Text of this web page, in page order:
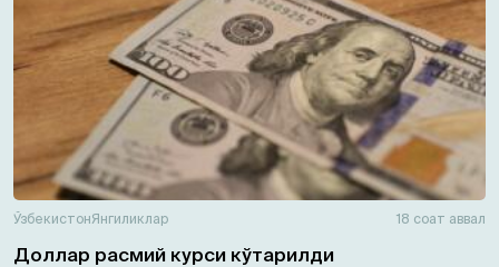
ЎзбекистонЯнгиликлар 18 соат аввал
Доллар расмий курси кўтарилди